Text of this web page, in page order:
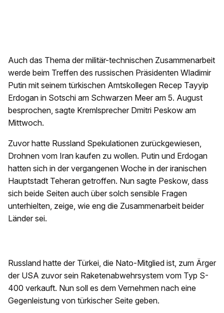
Auch das Thema der militär-technischen Zusammenarbeit
werde beim Treffen des russischen Präsidenten Wladimir
Putin mit seinem türkischen Amtskollegen Recep Tayyip
Erdogan in Sotschi am Schwarzen Meer am 5. August
besprochen, sagte Kremlsprecher Dmitri Peskow am
Mittwoch.
Zuvor hatte Russland Spekulationen zurückgewiesen,
Drohnen vom Iran kaufen zu wollen. Putin und Erdogan
hatten sich in der vergangenen Woche in der iranischen
Hauptstadt Teheran getroffen. Nun sagte Peskow, dass
sich beide Seiten auch über solch sensible Fragen
unterhielten, zeige, wie eng die Zusammenarbeit beider
Länder sei.
Russland hatte der Türkei, die Nato-Mitglied ist, zum Ärger
der USA zuvor sein Raketenabwehrsystem vom Typ S-
400 verkauft. Nun soll es dem Vernehmen nach eine
Gegenleistung von türkischer Seite geben.